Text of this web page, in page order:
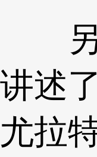
另
讲述
尤拉